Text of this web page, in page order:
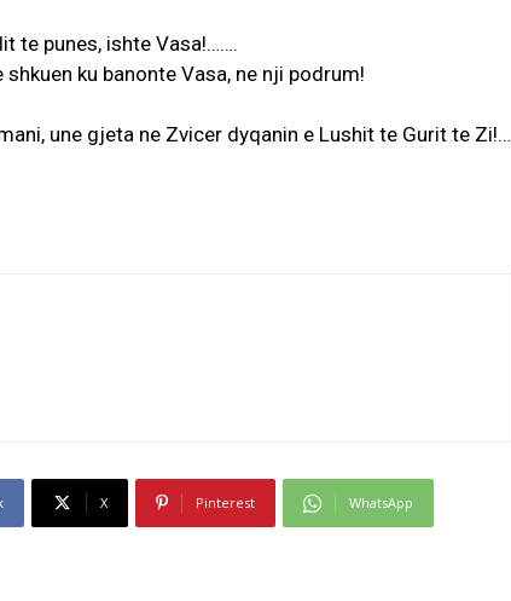
te punes, ishte Vasa!…….
ku banonte Vasa, ne nji podrum!
une gjeta ne Zvicer dyqanin e Lushit te Gurit te Zi!…
X Pinterest WhatsApp